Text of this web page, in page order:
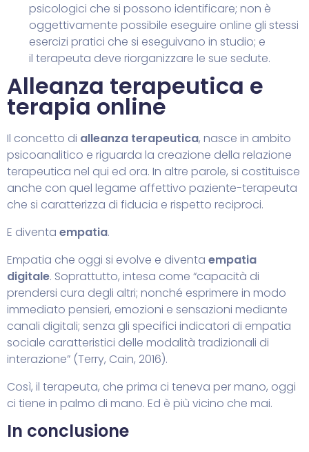
psicologici che si possono identificare; non è
oggettivamente possibile eseguire online gli stessi
esercizi pratici che si eseguivano in studio; e
il terapeuta deve riorganizzare le sue sedute.
Alleanza terapeutica e
terapia online
Il concetto di alleanza terapeutica, nasce in ambito
psicoanalitico e riguarda la creazione della relazione
terapeutica nel qui ed ora. In altre parole, si costituisce
anche con quel legame affettivo paziente-terapeuta
che si caratterizza di fiducia e rispetto reciproci.
E diventa empatia.
Empatia che oggi si evolve e diventa empatia
digitale. Soprattutto, intesa come “capacità di
prendersi cura degli altri; nonché esprimere in modo
immediato pensieri, emozioni e sensazioni mediante
canali digitali; senza gli specifici indicatori di empatia
sociale caratteristici delle modalità tradizionali di
interazione” (Terry, Cain, 2016).
Così, il terapeuta, che prima ci teneva per mano, oggi
ci tiene in palmo di mano. Ed è più vicino che mai.
In conclusione